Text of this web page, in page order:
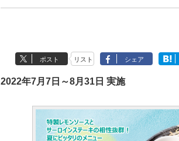
ポスト リスト シェア
2022年7月7日～8月31日 実施